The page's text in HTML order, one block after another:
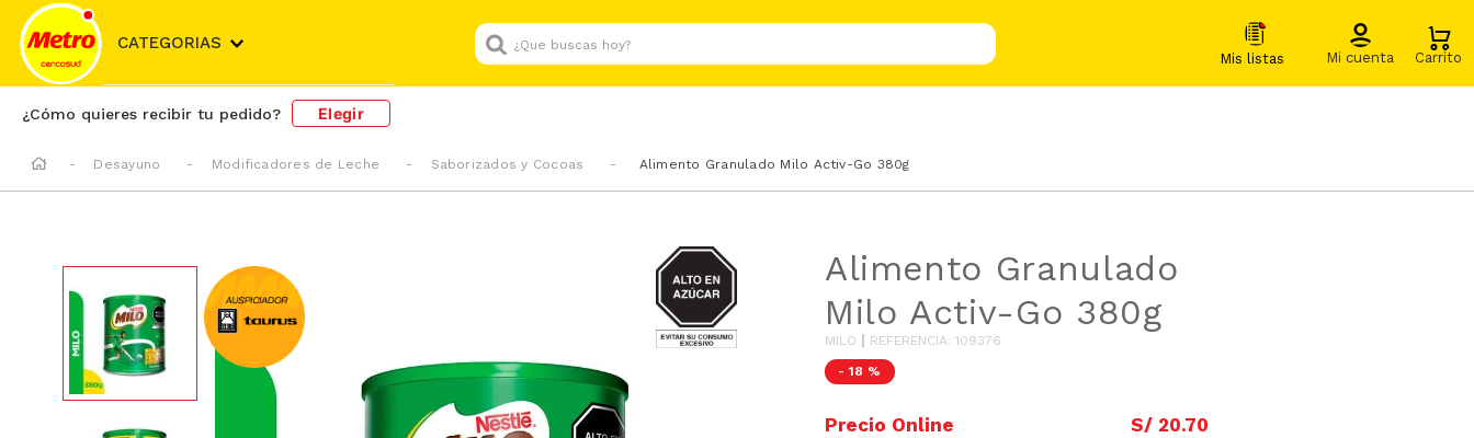
CATEGORIAS
¿Que buscas hoy?
¿Cómo quieres recibir tu pedido? Elegir
Desayuno Modificadores de Leche Saborizados y Cocoas Alimento Granulado Milo Activ-Go 380g
AZUCAR
Alimento Granulado
Milo Activ-Go 380g
MILO REFERENCIA: 109376
- 18 %
S/ 20.70